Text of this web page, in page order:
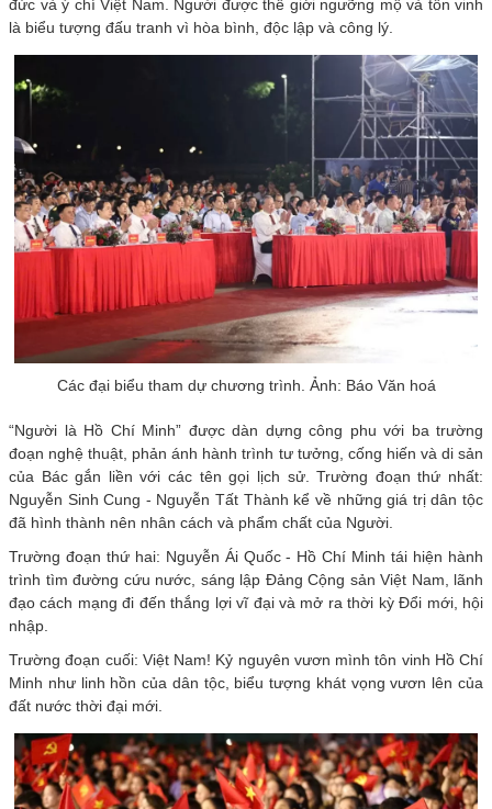
đức và ý chí Việt Nam. Người được thế giới ngưỡng mộ và tôn vinh
là biểu tượng đấu tranh vì hòa bình, độc lập và công lý.
Các đại biểu tham dự chương trình. Ảnh: Báo Văn hoá
“Người là Hồ Chí Minh” được dàn dựng công phu với ba trường
đoạn nghệ thuật, phản ánh hành trình tư tưởng, cống hiến và di sản
của Bác gắn liền với các tên gọi lịch sử. Trường đoạn thứ nhất:
Nguyễn Sinh Cung - Nguyễn Tất Thành kể về những giá trị dân tộc
đã hình thành nên nhân cách và phẩm chất của Người.
Trường đoạn thứ hai: Nguyễn Ái Quốc - Hồ Chí Minh tái hiện hành
trình tìm đường cứu nước, sáng lập Đảng Cộng sản Việt Nam, lãnh
đạo cách mạng đi đến thắng lợi vĩ đại và mở ra thời kỳ Đổi mới, hội
nhập.
Trường đoạn cuối: Việt Nam! Kỷ nguyên vươn mình tôn vinh Hồ Chí
Minh như linh hồn của dân tộc, biểu tượng khát vọng vươn lên của
đất nước thời đại mới.